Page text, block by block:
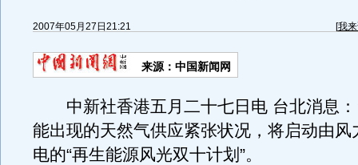
2007年05月27日21:21 [我
来源：中国新闻网
中新社香港五月二十七日电 台北消息：
能出现的天然气供应紧张状况，将启动由风
电的“再生能源风光双十计划”。